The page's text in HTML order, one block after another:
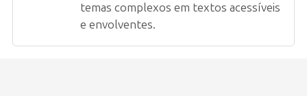
temas complexos em textos acessíveis
e envolventes.